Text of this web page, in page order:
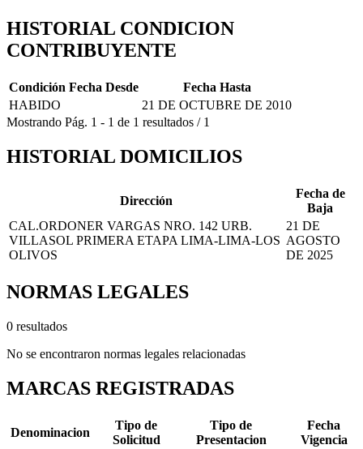
HISTORIAL CONDICION
CONTRIBUYENTE
Condición Fecha Desde
Fecha Hasta
HABIDO
21 DE OCTUBRE DE 2010
Mostrando Pág. 1 - 1 de 1 resultados / 1
HISTORIAL DOMICILIOS
Dirección
Fecha de
Baja
CAL.ORDONER VARGAS NRO. 142 URB.
VILLASOL PRIMERA ETAPA LIMA-LIMA-LOS
OLIVOS
21 DE
AGOSTO
DE 2025
NORMAS LEGALES
0 resultados
No se encontraron normas legales relacionadas
MARCAS REGISTRADAS
Denominacion
Tipo de
Solicitud
Tipo de
Presentacion
Fecha
Vigencia